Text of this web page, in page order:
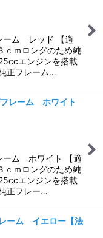
ーム レッド 【適
ｍロングのため純
エンジンを搭載
正フレーム…
レーム ホワイト
ム ホワイト 【適
ｍロングのため純
エンジンを搭載
正フレー…
ーム イエロー【法